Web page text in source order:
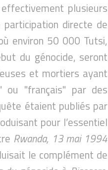
plusieurs
participation directe de
environ 50 000 Tutsi,
du génocide, seront
et mortiers ayant
ou "français" par des
étaient publiés par
pour l’essentiel
Rwanda, 13 mai 1994
le complément de